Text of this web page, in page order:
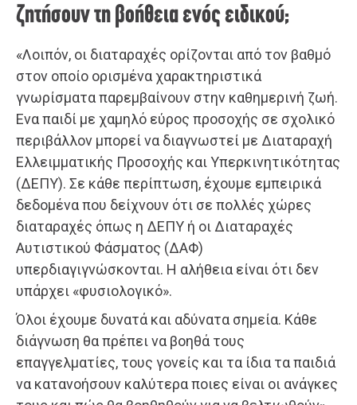
ζητήσουν τη βοήθεια ενός ειδικού;
«Λοιπόν, οι διαταραχές ορίζονται από τον βαθμό
στον οποίο ορισμένα χαρακτηριστικά
γνωρίσματα παρεμβαίνουν στην καθημερινή ζωή.
Ενα παιδί με χαμηλό εύρος προσοχής σε σχολικό
περιβάλλον μπορεί να διαγνωστεί με Διαταραχή
Ελλειμματικής Προσοχής και Υπερκινητικότητας
(ΔΕΠΥ). Σε κάθε περίπτωση, έχουμε εμπειρικά
δεδομένα που δείχνουν ότι σε πολλές χώρες
διαταραχές όπως η ΔΕΠΥ ή οι Διαταραχές
Αυτιστικού Φάσματος (ΔΑΦ)
υπερδιαγιγνώσκονται. Η αλήθεια είναι ότι δεν
υπάρχει «φυσιολογικό».
Όλοι έχουμε δυνατά και αδύνατα σημεία. Κάθε
διάγνωση θα πρέπει να βοηθά τους
επαγγελματίες, τους γονείς και τα ίδια τα παιδιά
να κατανοήσουν καλύτερα ποιες είναι οι ανάγκες